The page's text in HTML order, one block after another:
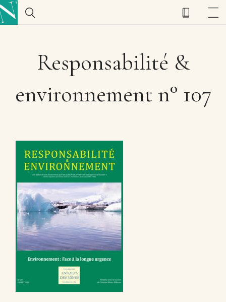
Responsabilité &
environnement n° 107